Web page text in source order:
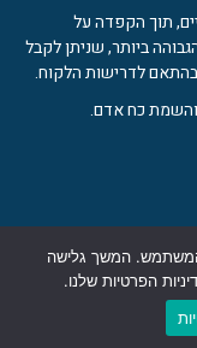
תוך הקפדה על
ביותר, שניתן לקבל
לדרישות הלקוח.
והשמת כח אדם.
המשך גלישה
הפרטיות שלנו.